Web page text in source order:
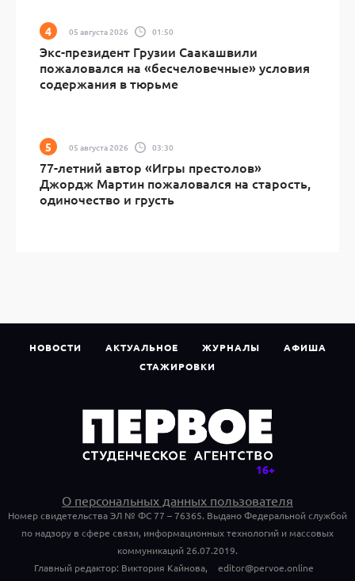
05 августа 2026 01:50
Экс-президент Грузии Саакашвили
пожаловался на «бесчеловечные» условия
содержания в тюрьме
05 августа 2026 03:30
77-летний автор «Игры престолов»
Джордж Мартин пожаловался на старость,
одиночество и грусть
НОВОСТИ АКТУАЛЬНОЕ ЖУРНАЛЫ
АФИША
СТАЖИРОВКИ
О персональных данных пользователя
Номер свидетельства ЭЛ № ФС 77 – 76365. Выдано Федеральной службой
по надзору в сфере связи, информационных технологий и массовых
коммуникаций 26.07.2019.
Главный редактор: Виктория Кайнова,
editor@pervoe.online